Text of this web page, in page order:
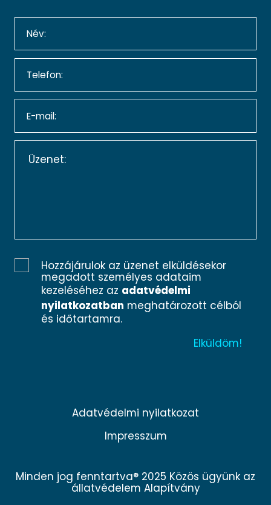
Hozzájárulok az üzenet elküldésekor
megadott személyes adataim
kezeléséhez az adatvédelmi
nyilatkozatban meghatározott célból
és időtartamra.
Minden jog fenntartva® 2025 Közös ügyünk az
állatvédelem Alapítvány
Adatvédelmi nyilatkozat
Impresszum